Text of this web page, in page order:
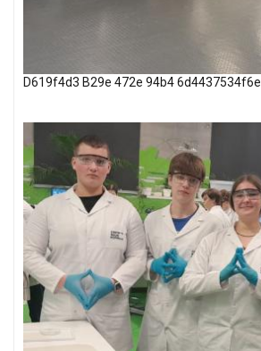
D619f4d3 B29e 472e 94b4 6d4437534f6e